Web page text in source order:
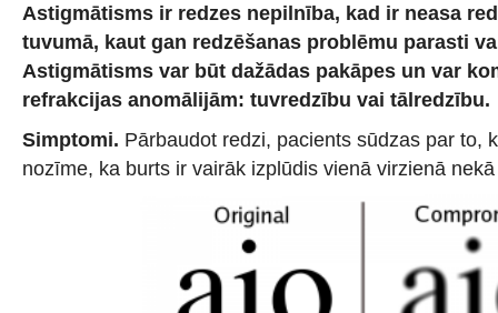
Astigmātisms ir redzes nepilnība, kad ir neasa
tuvumā, kaut gan redzēšanas problēmu parasti
Astigmātisms var būt dažādas pakāpes un var
refrakcijas anomālijām: tuvredzību vai tālredzību.
Simptomi. Pārbaudot redzi, pacients sūdzas par to,
nozīme, ka burts ir vairāk izplūdis vienā virzienā